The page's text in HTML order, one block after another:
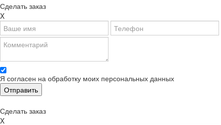
Сделать заказ
X
Я согласен на обработку моих персональных данных
Сделать заказ
X